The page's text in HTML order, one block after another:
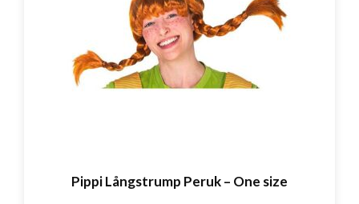
Pippi Långstrump Peruk – One size